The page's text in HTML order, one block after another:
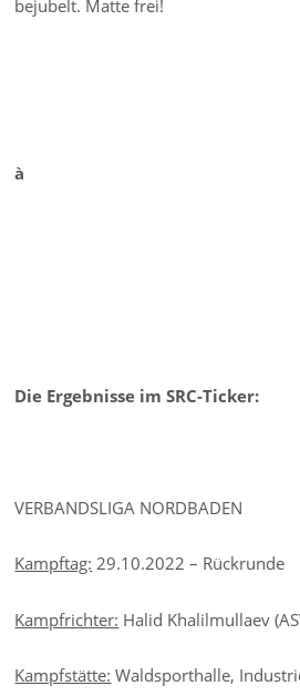
bejubelt. Matte frei!
à
Die Ergebnisse im SRC-Ticker:
VERBANDSLIGA NORDBADEN
Kampftag: 29.10.2022 – Rückrunde
Kampfrichter: Halid Khalilmullaev
Kampfstätte: Waldsporthalle,